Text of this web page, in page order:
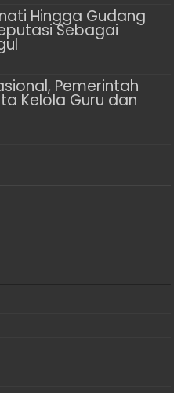
Hingga Gudang
Sebagai
Pemerintah
Kelola Guru dan